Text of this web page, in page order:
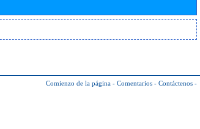
Comienzo de la página - Comentarios - Contáctenos -